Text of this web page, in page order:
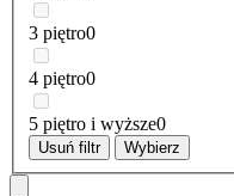
3 piętro0
4 piętro0
5 piętro i wyższe0
Usuń filtr Wybierz